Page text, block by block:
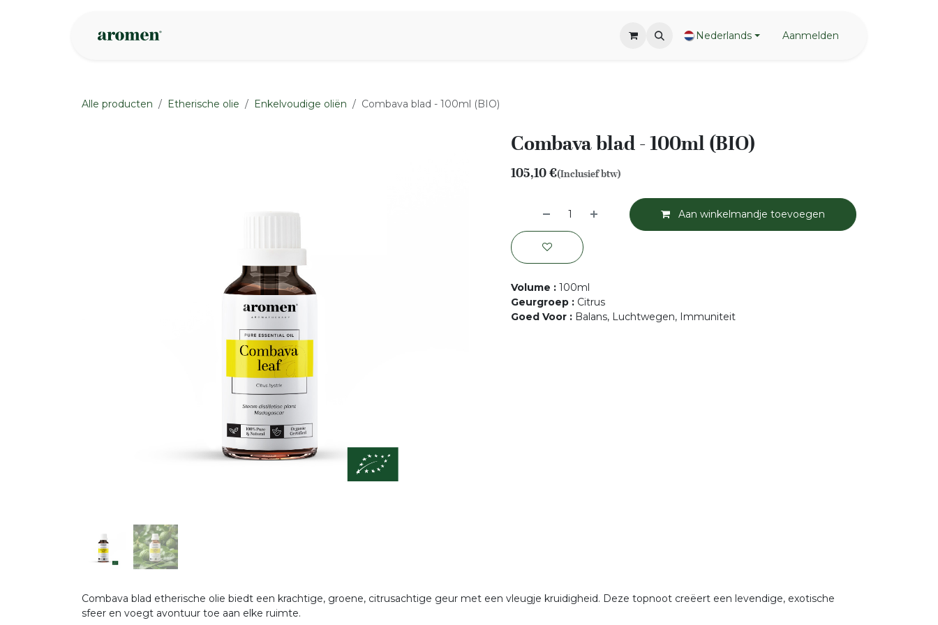
Nederlands Aanmelden
Alle producten Etherische olie Enkelvoudige oliën Combava blad - 100ml (BIO)
Combava blad - 100ml (BIO)
105,10€(Inclusief btw)
Aan winkelmandje toevoegen
Volume : 100ml
Geurgroep : Citrus
Goed Voor : Balans, Luchtwegen, Immuniteit
Combava blad etherische olie biedt een krachtige, groene, citrusachtige geur met een vleugje kruidigheid. Deze topnoot creëert een levendige, exotische
sfeer en voegt avontuur toe aan elke ruimte.